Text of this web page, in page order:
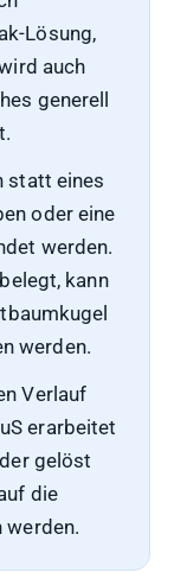
Lösung,
auch
generell
statt eines
oder eine
werden.
kann
werden.
Verlauf
erarbeitet
gelöst
die
werden.